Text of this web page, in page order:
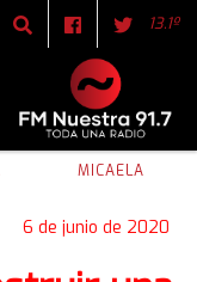
13.1º
MICAELA
6 de junio de 2020